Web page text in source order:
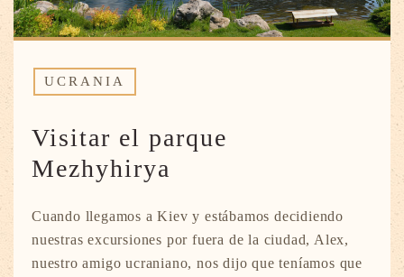
UCRANIA
Visitar el parque
Mezhyhirya
Cuando llegamos a Kiev y estábamos decidiendo
nuestras excursiones por fuera de la ciudad, Alex,
nuestro amigo ucraniano, nos dijo que teníamos que